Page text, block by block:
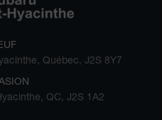
Québec, J2S 8Y7
QC, J2S 1A2